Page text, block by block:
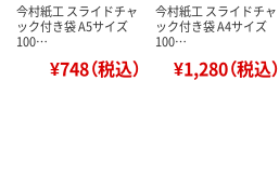
今村紙工 スライドチャ
ック付き袋 A5サイズ
100…
¥748（税込）
今村紙工 スライドチャ
ック付き袋 A4サイズ
100…
¥1,280（税込）